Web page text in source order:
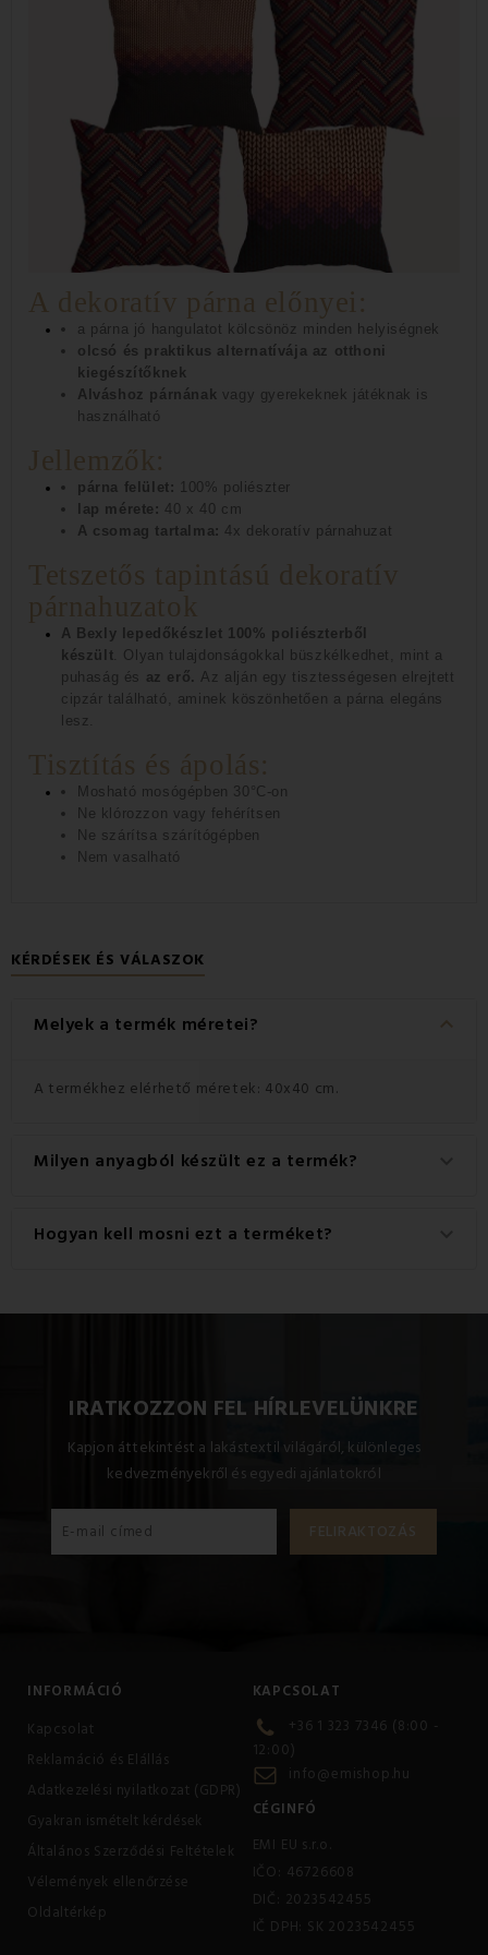
A dekoratív párna előnyei:
a párna jó hangulatot kölcsönöz minden helyiségnek
olcsó és praktikus alternatívája az otthoni
kiegészítőknek
Alváshoz párnának vagy gyerekeknek játéknak is
használható
Jellemzők:
párna felület: 100% poliészter
lap mérete: 40 x 40 cm
A csomag tartalma: 4x dekoratív párnahuzat
Tetszetős tapintású dekoratív
párnahuzatok
A Bexly lepedőkészlet 100% poliészterből
készült
Olyan tulajdonságokkal büszkélkedhet, mint a
puhaság és az erő. Az alján egy tisztességesen elrejtett
cipzár található, aminek köszönhetően a párna elegáns
lesz.
Tisztítás és ápolás:
Mosható mosógépben 30°C-on
Ne klórozzon vagy fehérítsen
Ne szárítsa szárítógépben
Nem vasalható
KÉRDÉSEK ÉS VÁLASZOK
Melyek a termék méretei? keyboard_arrow_down
A termékhez elérhető méretek: 40x40 cm.
Milyen anyagból készült ez a termék?
Ez a termék kiváló minőségű anyagból készült: 100%
poliészter.
Hogyan kell mosni ezt a terméket?
IRATKOZZON FEL HÍRLEVELÜNKRE
Kapjon áttekintést a lakástextil világáról, különleges
kedvezményekről és egyedi ajánlatokról
INFORMÁCIÓ
Kapcsolat
Reklamáció és Elállás
Adatkezelési nyilatkozat (GDPR)
Gyakran ismételt kérdések
Általános Szerződési Feltételek
Vélemények ellenőrzése
Oldaltérkép
KAPCSOLAT
+36 1 323 7346 (8:00 -
12:00)
info@emishop.hu
CÉGINFÓ
EMI EU s.r.o.
IČO: 46726608
DIČ: 2023542455
IČ DPH: SK 2023542455